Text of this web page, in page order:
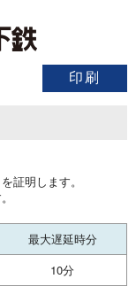
証明します。
最大遅延時分
10分